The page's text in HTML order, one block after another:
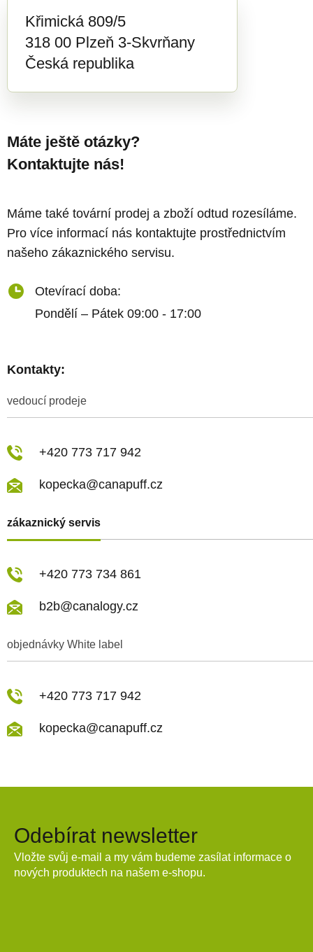
Křimická 809/5
318 00 Plzeň 3-Skvrňany
Česká republika
Máte ještě otázky?
Kontaktujte nás!
Máme také tovární prodej a zboží odtud rozesíláme.
Pro více informací nás kontaktujte prostřednictvím
našeho zákaznického servisu.
Otevírací doba:
Pondělí – Pátek 09:00 - 17:00
Kontakty:
zákaznický servis
vedoucí prodeje
objednávky White label
+420 773 717 942
kopecka@canapuff.cz
+420 773 734 861
b2b@canalogy.cz
+420 773 717 942
kopecka@canapuff.cz
Odebírat newsletter
Vložte svůj e-mail a my vám budeme zasílat informace o
nových produktech na našem e-shopu.